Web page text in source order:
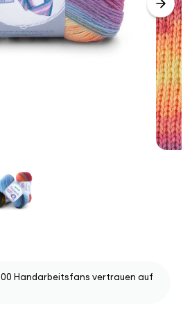
Handarbeitsfans vertrauen auf